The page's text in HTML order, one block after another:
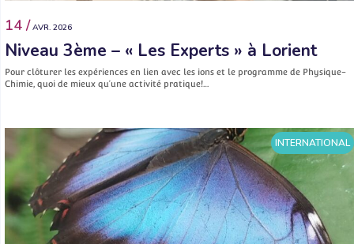
14 / AVR. 2026
Niveau 3ème – « Les Experts » à Lorient
Pour clôturer les expériences en lien avec les ions et le programme de Physique-
Chimie, quoi de mieux qu’une activité pratique!…
INTERNATIONAL